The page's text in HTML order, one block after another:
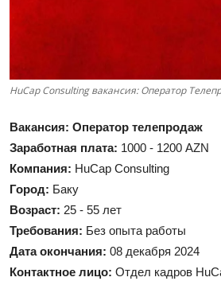
HuCap Consulting вакансия: Оператор
Вакансия: Оператор телепродаж
Заработная плата: 1000 - 1200 AZN
Компания: HuCap Consulting
Город: Баку
Возраст: 25 - 55 лет
Требования: Без опыта работы
Дата окончания: 08 декабря 2024
Контактное лицо: Отдел кадров